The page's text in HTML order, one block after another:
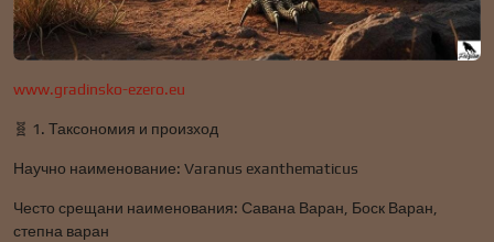
www.gradinsko-ezero.eu
🧬 1. Таксономия и произход
Научно наименование: Varanus exanthematicus
Често срещани наименования: Савана Варан, Боск Варан,
степна варан